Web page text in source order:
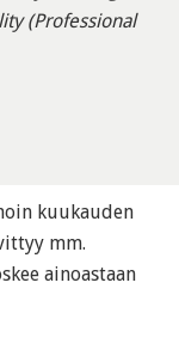
(Professional
kuukauden
mm.
ainoastaan